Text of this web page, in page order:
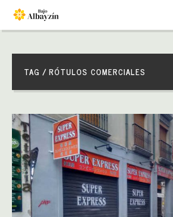
TAG / RÓTULOS COMERCIALES